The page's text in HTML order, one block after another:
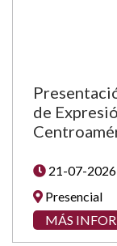
de
21-07-
Presencial
MÁS